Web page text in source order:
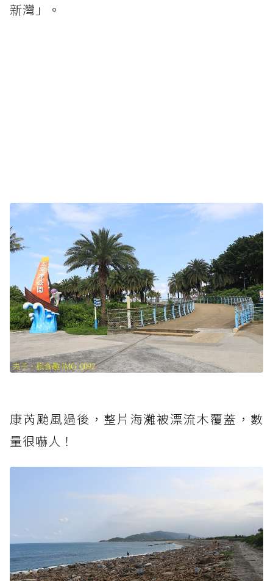
新灣」。
康芮颱風過後，整片海灘被漂流木覆蓋，數
量很嚇人！